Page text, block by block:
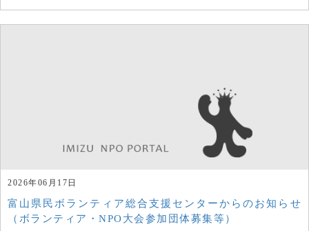
2026年06月17日
富山県民ボランティア総合支援センターからのお知らせ
（ボランティア・NPO大会参加団体募集等）